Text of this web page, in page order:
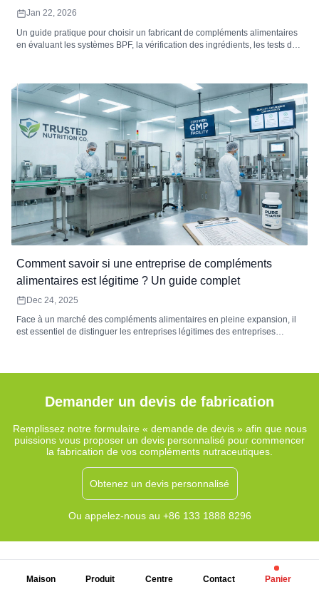
Jan 22, 2026
Un guide pratique pour choisir un fabricant de compléments alimentaires
en évaluant les systèmes BPF, la vérification des ingrédients, les tests de
Comment savoir si une entreprise de compléments
alimentaires est légitime ? Un guide complet
Dec 24, 2025
Face à un marché des compléments alimentaires en pleine expansion, il
est essentiel de distinguer les entreprises légitimes des entreprises
Demander un devis de fabrication
Remplissez notre formulaire « demande de devis » afin que nous
puissions vous proposer un devis personnalisé pour commencer
la fabrication de vos compléments nutraceutiques.
Obtenez un devis personnalisé
Ou appelez-nous au +86 133 1888 8296
Maison Produit Centre Contact Panier